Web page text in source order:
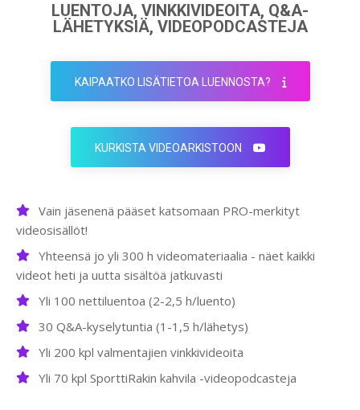
LUENTOJA, VINKKIVIDEOITA, Q&A-
LÄHETYKSIÄ, VIDEOPODCASTEJA
KAIPAATKO LISÄTIETOA LUENNOSTA?
KURKISTA VIDEOARKISTOON
Vain jäsenenä pääset katsomaan PRO-merkityt
videosisällöt!
Yhteensä jo yli 300 h videomateriaalia - näet kaikki
videot heti ja uutta sisältöä jatkuvasti
Yli 100 nettiluentoa (2-2,5 h/luento)
30 Q&A-kyselytuntia (1-1,5 h/lähetys)
Yli 200 kpl valmentajien vinkkivideoita
Yli 70 kpl SporttiRakin kahvila -videopodcasteja